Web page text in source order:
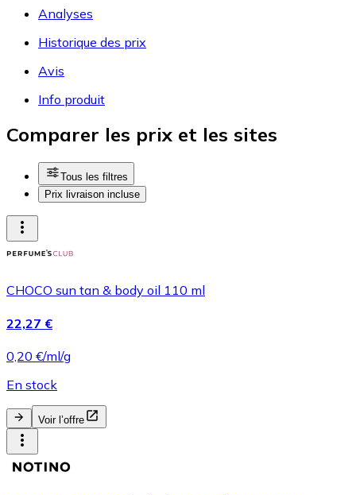
Analyses
Historique des prix
Avis
Info produit
Comparer les prix et les sites
Tous les filtres
Prix livraison incluse
CHOCO sun tan & body oil 110 ml
22,27 €
0,20 €/ml/g
En stock
Voir l’offre